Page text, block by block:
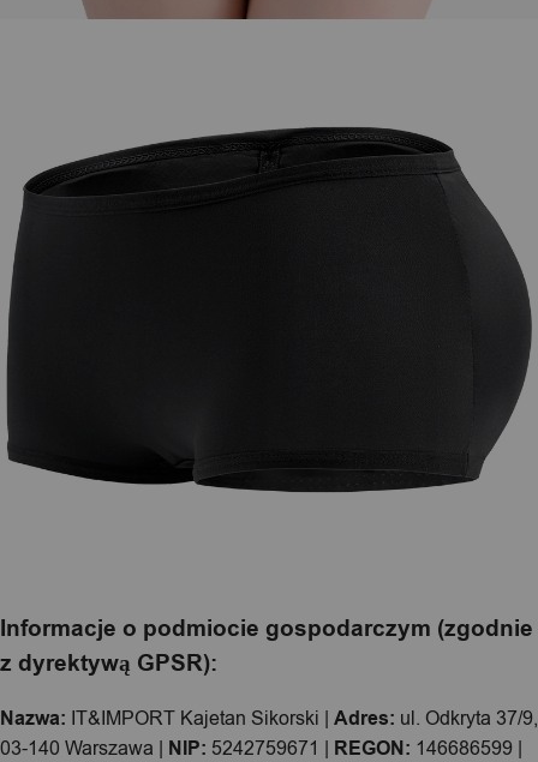
Informacje o podmiocie gospodarczym (zgodnie
z dyrektywą GPSR):
Nazwa: IT&IMPORT Kajetan Sikorski | Adres: ul. Odkryta 37/9,
03-140 Warszawa | NIP: 5242759671 | REGON: 146686599 |